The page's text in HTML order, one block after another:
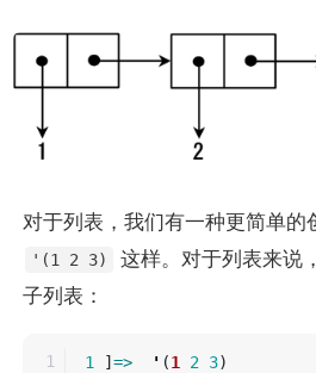
对于列表，我们有一种更简单的
'(1 2 3) 这样。对于列表来说
子列表：
1
1 ]=> ' (1 2 3)